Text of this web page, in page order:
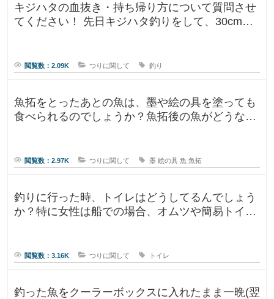
キジハタの血抜き・持ち帰り方について質問させ
てください！ 先日キジハタ釣りをして、30cm台
閲覧数：2.09K つりに関して 釣り
魚拓をとったあとの魚は、墨や絵の具を塗っても
食べられるのでしょうか？魚拓後の魚がどうなる
閲覧数：2.97K つりに関して 墨 絵の具 魚 魚拓
釣りに行った時、トイレはどうしてるんでしょう
か？特に女性は船での場合、オムツや簡易トイレ
閲覧数：3.16K つりに関して トイレ
釣った魚をクーラーボックスに入れたまま一晩(翌